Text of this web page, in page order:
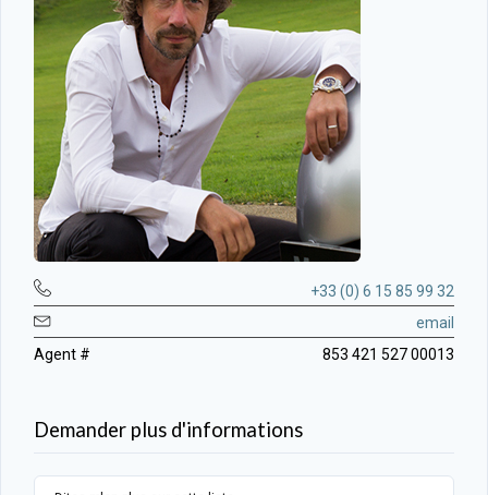
+33 (0) 6 15 85 99 32
email
Agent #
853 421 527 00013
Demander plus d'informations